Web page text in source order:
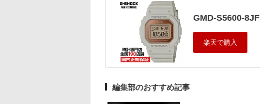
GMD-S5600-8JF
編集部のおすすめ記事